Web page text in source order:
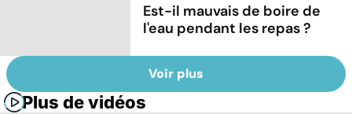
Est-il mauvais de boire de
l'eau pendant les repas ?
Voir plus
Plus de vidéos